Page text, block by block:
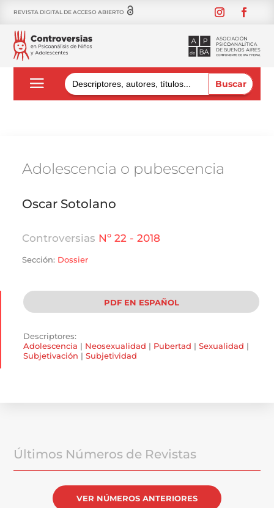
REVISTA DIGITAL DE ACCESO ABIERTO
Buscar:
Adolescencia o pubescencia
Oscar Sotolano
Controversias Nº 22 - 2018
Sección: Dossier
PDF EN ESPAÑOL
Descriptores:
Adolescencia | Neosexualidad | Pubertad | Sexualidad |
Subjetivación | Subjetividad
Últimos Números de Revistas
VER NÚMEROS ANTERIORES